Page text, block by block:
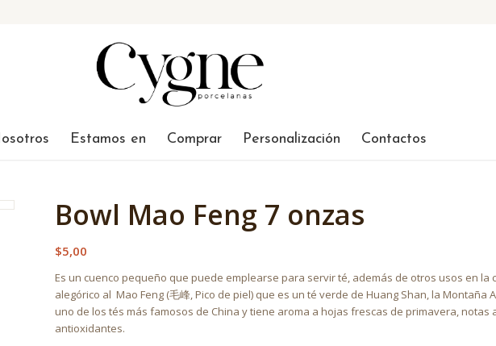
Estamos en Comprar Personalización Contactos
Bowl Mao Feng 7 onzas
$5,00
Es un cuenco pequeño que puede emplearse para servir té, además de otros usos en la
alegórico al Mao Feng (毛峰, Pico de piel) que es un té verde de Huang Shan, la Montaña
uno de los tés más famosos de China y tiene aroma a hojas frescas de primavera, notas
antioxidantes.